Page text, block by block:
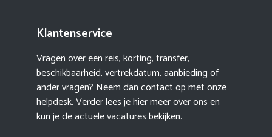
Klantenservice
Vragen over een reis, korting, transfer,
beschikbaarheid, vertrekdatum, aanbieding of
ander vragen? Neem dan contact op met onze
helpdesk. Verder lees je hier meerover onsen
kun je de actuelevacaturesbekijken.